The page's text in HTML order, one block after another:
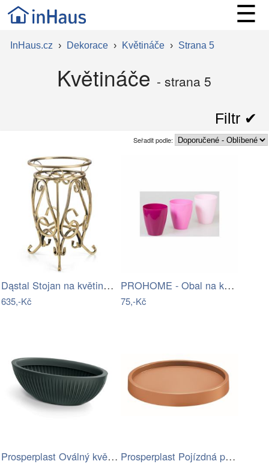
☰
InHaus.cz › Dekorace › Květináče › Strana 5
Květináče - strana 5
Filtr ✔︎
Seřadit podle:
Dąstal Stojan na květiny FIORINA 44,5…
635,-Kč
PROHOME - Obal na květy ORCHIDEA 14cm
75,-Kč
Prosperplast Oválný květináč LATIE 58… Prosperplast Pojízdná podložka Mobile…